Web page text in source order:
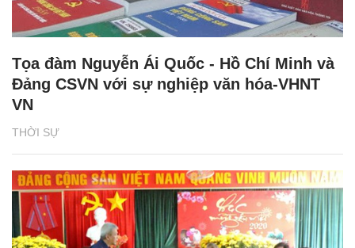
THỜI SỰ
Tọa đàm Nguyễn Ái Quốc - Hồ Chí Minh và
Đảng CSVN với sự nghiệp văn hóa-VHNT
VN